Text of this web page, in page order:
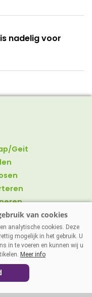
nadelig voor
Geit
analytische cookies. Deze
mogelijk in het gebruik. U
in te voeren en kunnen wij u
Meer info